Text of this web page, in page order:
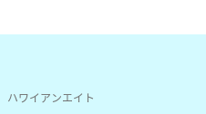
ハワイアンエイト